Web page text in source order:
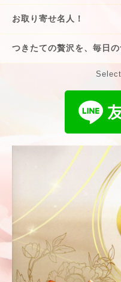
お取り寄せ名人！
つきたての贅沢を、毎日